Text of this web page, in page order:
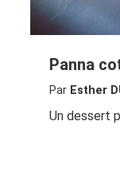
Panna
Par Esther
Un dessert